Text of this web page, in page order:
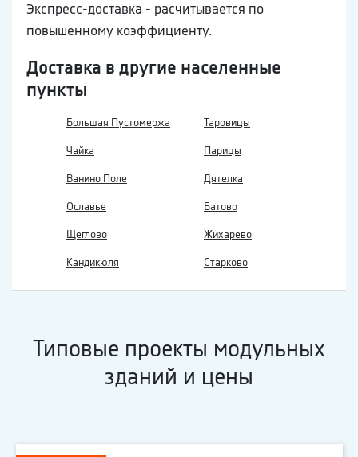
Экспресс-доставка - расчитывается по
повышенному коэффициенту.
Доставка в другие населенные
пункты
Большая Пустомержа Таровицы
Чайка Парицы
Ванино Поле Дятелка
Ославье Батово
Щеглово Жихарево
Кандикюля Старково
Типовые проекты модульных
зданий и цены